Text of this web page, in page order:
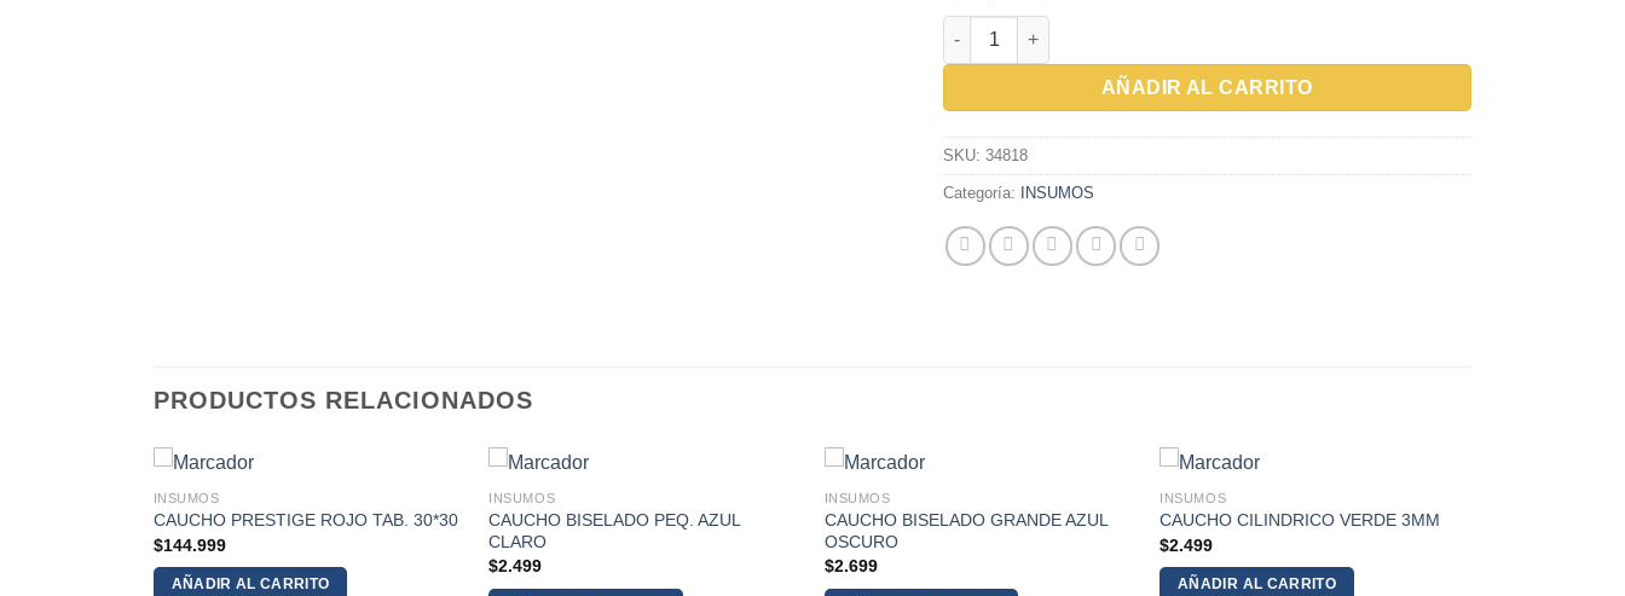
FRESA COPA CON RANURA KOMET 16 cantidad
AÑADIR AL CARRITO
SKU:34818
Categoría: INSUMOS
PRODUCTOS RELACIONADOS
INSUMOS
CAUCHO PRESTIGE ROJO TAB. 30*30
$144.999
AÑADIR AL CARRITO
INSUMOS
CAUCHO BISELADO PEQ. AZUL
CLARO
$2.499
INSUMOS
CAUCHO BISELADO GRANDE AZUL
OSCURO
$2.699
INSUMOS
CAUCHO CILINDRICO VERDE 3MM
$2.499
AÑADIR AL CARRITO